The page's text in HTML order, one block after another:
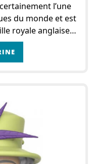
l’une
du monde et est
royale anglaise.
dirigeants,